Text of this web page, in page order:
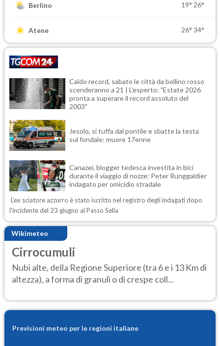
Berlino 19° 26°
Atene 26° 34°
Caldo record, sabato le città da bollino rosso
scenderanno a 21 | L'esperto: "Estate 2026
pronta a superare il record assoluto del
2003"
Jesolo, si tuffa dal pontile e sbatte la testa
sul fondale: muore 17enne
Canazei, blogger tedesca investita in bici
durante il viaggio di nozze: Peter Runggaldier
indagato per omicidio stradale
L'ex sciatore azzurro è stato iscritto nel registro degli indagati dopo
l'incidente del 23 giugno al Passo Sella
Wikimeteo
Cirrocumuli
Nubi alte, della Regione Superiore (tra 6 e i 13 Km di
altezza), a forma di granuli o di crespe coll...
Previsioni meteo per le regioni italiane